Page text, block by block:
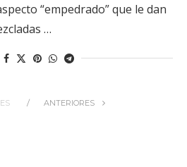
“empedrado” que le dan
…
ANTERIORES